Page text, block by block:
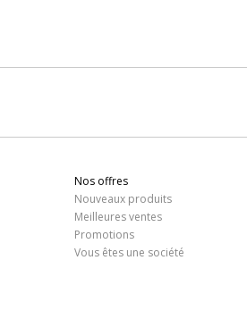
Nos offres
Nouveaux produits
Meilleures ventes
Promotions
Vous êtes une société